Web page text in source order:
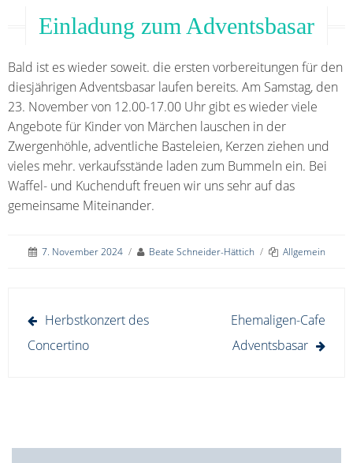
Einladung zum Adventsbasar
Bald ist es wieder soweit. die ersten vorbereitungen für den
diesjährigen Adventsbasar laufen bereits. Am Samstag, den
23. November von 12.00-17.00 Uhr gibt es wieder viele
Angebote für Kinder von Märchen lauschen in der
Zwergenhöhle, adventliche Basteleien, Kerzen ziehen und
vieles mehr. verkaufsstände laden zum Bummeln ein. Bei
Waffel- und Kuchenduft freuen wir uns sehr auf das
gemeinsame Miteinander.
7. November 2024 / Beate Schneider-Hättich / Allgemein
Beitragsnavigation
Herbstkonzert des
Concertino
Ehemaligen-Cafe
Adventsbasar